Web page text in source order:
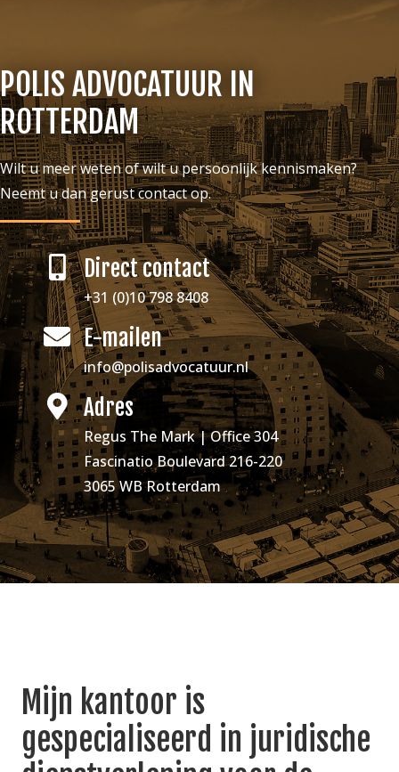
POLIS ADVOCATUUR IN
ROTTERDAM
Wilt u meer weten of wilt u persoonlijk kennismaken?
Neemt u dan gerust contact op.
Direct contact
+31 (0)10 798 8408
E-mailen
info@polisadvocatuur.nl
Adres
Regus The Mark | Office 304
Fascinatio Boulevard 216-220
3065 WB Rotterdam
Mijn kantoor is
gespecialiseerd in juridische